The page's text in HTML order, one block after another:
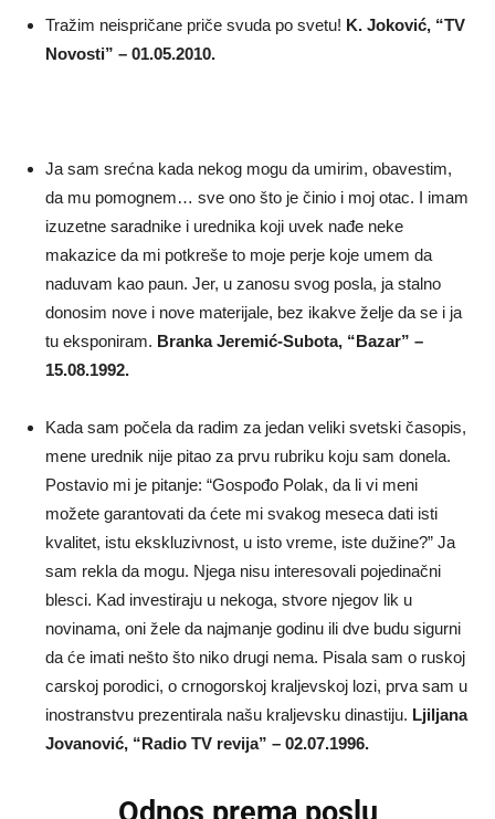
Tražim neispričane priče svuda po svetu! K. Joković, “TV
Novosti” – 01.05.2010.
Ja sam srećna kada nekog mogu da umirim, obavestim,
da mu pomognem… sve ono što je činio i moj otac. I imam
izuzetne saradnike i urednika koji uvek nađe neke
makazice da mi potkreše to moje perje koje umem da
naduvam kao paun. Jer, u zanosu svog posla, ja stalno
donosim nove i nove materijale, bez ikakve želje da se i ja
tu eksponiram. Branka Jeremić-Subota, “Bazar” –
15.08.1992.
Kada sam počela da radim za jedan veliki svetski časopis,
mene urednik nije pitao za prvu rubriku koju sam donela.
Postavio mi je pitanje: “Gospođo Polak, da li vi meni
možete garantovati da ćete mi svakog meseca dati isti
kvalitet, istu ekskluzivnost, u isto vreme, iste dužine?” Ja
sam rekla da mogu. Njega nisu interesovali pojedinačni
blesci. Kad investiraju u nekoga, stvore njegov lik u
novinama, oni žele da najmanje godinu ili dve budu sigurni
da će imati nešto što niko drugi nema. Pisala sam o ruskoj
carskoj porodici, o crnogorskoj kraljevskoj lozi, prva sam u
inostranstvu prezentirala našu kraljevsku dinastiju. Ljiljana
Jovanović, “Radio TV revija” – 02.07.1996.